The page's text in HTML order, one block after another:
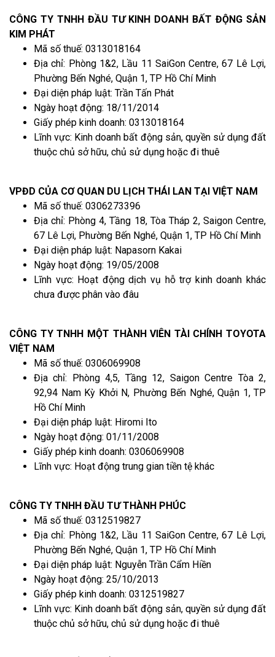
CÔNG TY TNHH ĐẦU TƯ KINH DOANH BẤT ĐỘNG SẢN
KIM PHÁT
Mã số thuế: 0313018164
Địa chỉ: Phòng 1&2, Lầu 11 SaiGon Centre, 67 Lê Lợi,
Phường Bến Nghé, Quận 1, TP Hồ Chí Minh
Đại diện pháp luật: Trần Tấn Phát
Ngày hoạt động: 18/11/2014
Giấy phép kinh doanh: 0313018164
Lĩnh vực: Kinh doanh bất động sản, quyền sử dụng đất
thuộc chủ sở hữu, chủ sử dụng hoặc đi thuê
VPĐD CỦA CƠ QUAN DU LỊCH THÁI LAN TẠI VIỆT NAM
Mã số thuế: 0306273396
Địa chỉ: Phòng 4, Tầng 18, Tòa Tháp 2, Saigon Centre,
67 Lê Lợi, Phường Bến Nghé, Quận 1, TP Hồ Chí Minh
Đại diện pháp luật: Napasorn Kakai
Ngày hoạt động: 19/05/2008
Lĩnh vực: Hoạt động dịch vụ hỗ trợ kinh doanh khác
chưa được phân vào đâu
CÔNG TY TNHH MỘT THÀNH VIÊN TÀI CHÍNH TOYOTA
VIỆT NAM
Mã số thuế: 0306069908
Địa chỉ: Phòng 4,5, Tầng 12, Saigon Centre Tòa 2,
92,94 Nam Kỳ Khởi N, Phường Bến Nghé, Quận 1, TP
Hồ Chí Minh
Đại diện pháp luật: Hiromi Ito
Ngày hoạt động: 01/11/2008
Giấy phép kinh doanh: 0306069908
Lĩnh vực: Hoạt động trung gian tiền tệ khác
CÔNG TY TNHH ĐẦU TƯ THÀNH PHÚC
Mã số thuế: 0312519827
Địa chỉ: Phòng 1&2, Lầu 11 SaiGon Centre, 67 Lê Lợi,
Phường Bến Nghé, Quận 1, TP Hồ Chí Minh
Đại diện pháp luật: Nguyễn Trần Cẩm Hiền
Ngày hoạt động: 25/10/2013
Giấy phép kinh doanh: 0312519827
Lĩnh vực: Kinh doanh bất động sản, quyền sử dụng đất
thuộc chủ sở hữu, chủ sử dụng hoặc đi thuê